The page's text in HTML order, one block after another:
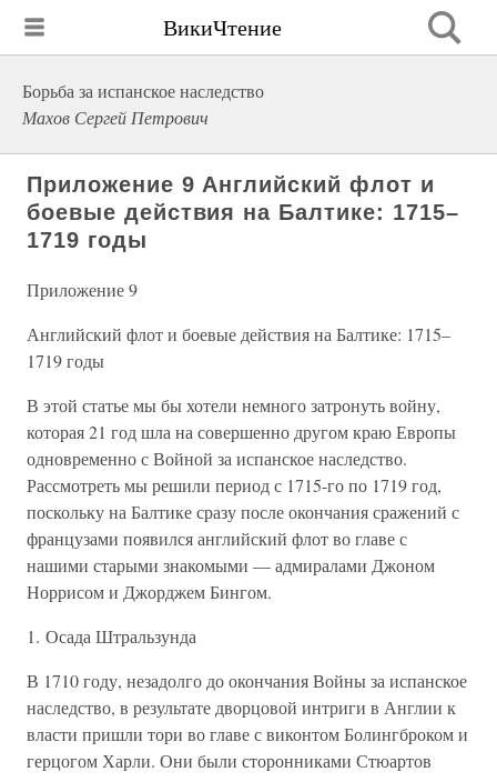
ВикиЧтение
Борьба за испанское наследство
Махов Сергей Петрович
Приложение 9 Английский флот и
боевые действия на Балтике: 1715–
1719 годы
Приложение 9
Английский флот и боевые действия на Балтике: 1715–
1719 годы
В этой статье мы бы хотели немного затронуть войну,
которая 21 год шла на совершенно другом краю Европы
одновременно с Войной за испанское наследство.
Рассмотреть мы решили период с 1715-го по 1719 год,
поскольку на Балтике сразу после окончания сражений с
французами появился английский флот во главе с
нашими старыми знакомыми — адмиралами Джоном
Норрисом и Джорджем Бингом.
1. Осада Штральзунда
В 1710 году, незадолго до окончания Войны за испанское
наследство, в результате дворцовой интриги в Англии к
власти пришли тори во главе с виконтом Болингброком и
герцогом Харли. Они были сторонниками Стюартов